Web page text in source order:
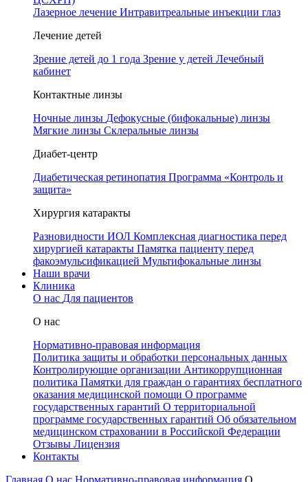
Лазерное лечение Интравитреальные инъекции глаз
Лечение детей
Зрение детей до 1 года Зрение у детей Лечебный
кабинет
Контактные линзы
Ночные линзы Дефокусные (бифокальные) линзы
Мягкие линзы Склеральные линзы
Диабет-центр
Диабетическая ретинопатия Программа «Контроль и
защита»
Хирургия катаракты
Разновидности ИОЛ Комплексная диагностика перед
хирургией катаракты Памятка пациенту перед
факоэмульсификацией Мультифокальные линзы
Наши врачи
Клиника
О нас Для пациентов
О нас
Нормативно-правовая информация
Политика защиты и обработки персональных данных
Контролирующие организации Антикоррупционная
политика Памятки для граждан о гарантиях бесплатного
оказания медицинской помощи О программе
государственных гарантий О территориальной
программе государственных гарантий Об обязательном
медицинском страховании в Российской Федерации
Отзывы Лицензия
Контакты